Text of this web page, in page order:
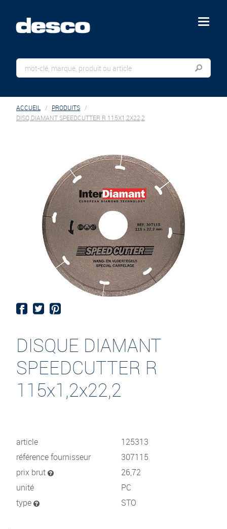
menu
ACCUEIL
PRODUITS
DISQ.DIAMANT SPEEDCUTTER R 115X1,2X22,2
DISQUE DIAMANT
SPEEDCUTTER R
115x1,2x22,2
article
125313
référence fournisseur
307115
prix brut
26,72
unité
PC
type
STO